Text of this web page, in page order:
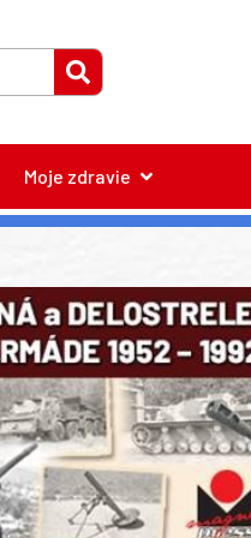
Moje zdravie